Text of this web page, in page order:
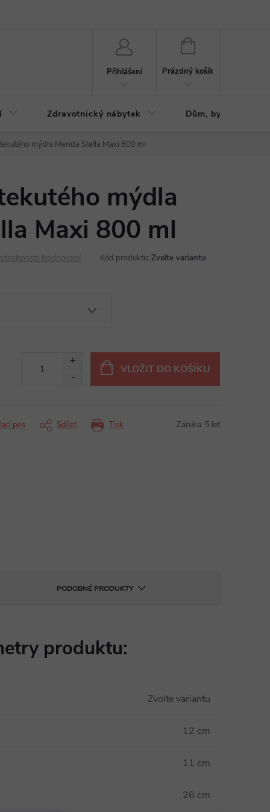
Přihlášení
NÁKUPNÍ
Prázdný košík
Zdravotnický nábytek Dům, byt, zahrada
mýdla Merida Stella Maxi 800 ml
mýdla
Maxi 800 ml
hodnocení Kód produktu: Zvolte variantu
VLOŽIT DO KOŠÍKU
Tisk
pes Sdílet Záruka: 5 let
PODOBNÉ PRODUKTY
produktu:
Zvolte variantu
12 cm
11 cm
26 cm